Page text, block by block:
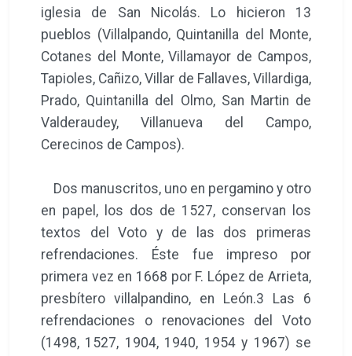
iglesia de San Nicolás. Lo hicieron 13
pueblos (Villalpando, Quintanilla del Monte,
Cotanes del Monte, Villamayor de Campos,
Tapioles, Cañizo, Villar de Fallaves, Villardiga,
Prado, Quintanilla del Olmo, San Martin de
Valderaudey, Villanueva del Campo,
Cerecinos de Campos).
Dos manuscritos, uno en pergamino y otro
en papel, los dos de 1527, conservan los
textos del Voto y de las dos primeras
refrendaciones. Éste fue impreso por
primera vez en 1668 por F. López de Arrieta,
presbítero villalpandino, en León.3 Las 6
refrendaciones o renovaciones del Voto
(1498, 1527, 1904, 1940, 1954 y 1967) se